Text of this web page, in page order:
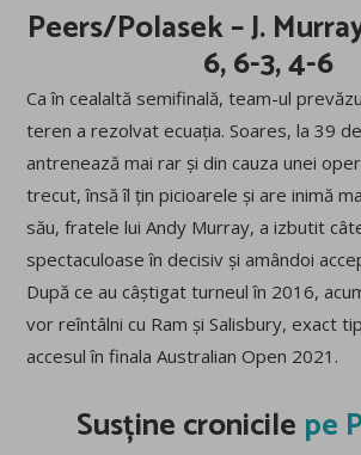
Peers/Polasek – J.
6, 6-3, 4-6
Ca în cealaltă semifinală, team-ul
teren a rezolvat ecuația. Soares, la 39
antrenează mai rar și din cauza unei
trecut, însă îl țin picioarele și are inimă
său, fratele lui Andy Murray, a izbutit
spectaculoase în decisiv și amândoi
După ce au câștigat turneul în 2016,
vor reîntâlni cu Ram și Salisbury, exact
accesul în finala Australian Open 2021.
Susține cronicile pe